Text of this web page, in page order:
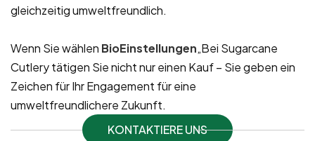
gleichzeitig umweltfreundlich.
Wenn Sie wählen BioEinstellungen„Bei Sugarcane
Cutlery tätigen Sie nicht nur einen Kauf – Sie geben ein
Zeichen für Ihr Engagement für eine
umweltfreundlichere Zukunft.
KONTAKTIERE UNS